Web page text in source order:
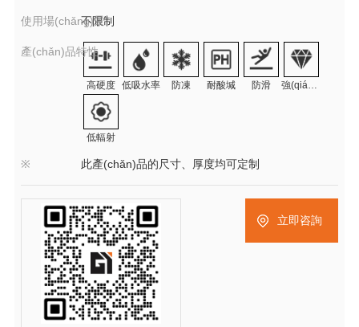
使用場(chǎng)景
不限制
產(chǎn)品特性
高硬度 低吸水率 防凍 耐酸堿 防滑 強(qiáng)耐磨
低輻射
※ 此產(chǎn)品的尺寸、厚度均可定制
立即咨詢